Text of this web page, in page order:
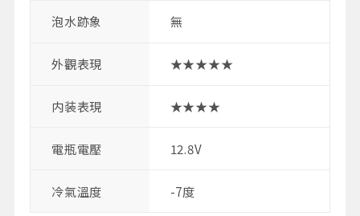
泡水跡象 無
外觀表現 ★★★★★
内装表現 ★★★★
電瓶電壓 12.8V
冷氣溫度 -7度